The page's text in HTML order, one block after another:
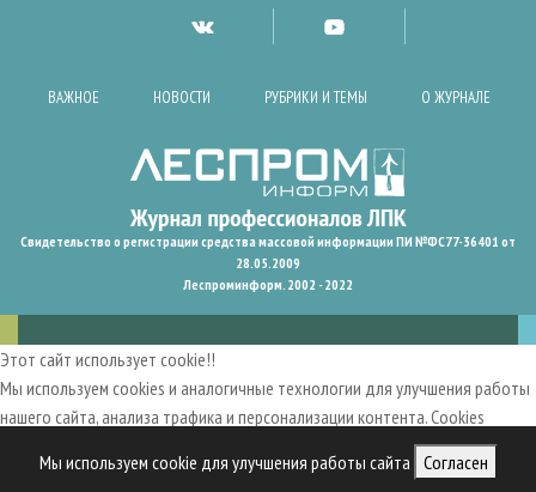
Мы используем cookie для улучшения работы сайта Согласен
ВАЖНОЕ НОВОСТИ РУБРИКИ И ТЕМЫ О ЖУРНАЛЕ
Свидетельство о регистрации средства массовой информации ПИ №ФС77-36401 от
28.05.2009
Леспроминформ. 2002 - 2022
Этот сайт использует cookie!!
Мы используем cookies и аналогичные технологии для улучшения работы
нашего сайта, анализа трафика и персонализации контента. Cookies
пользовательский опыт